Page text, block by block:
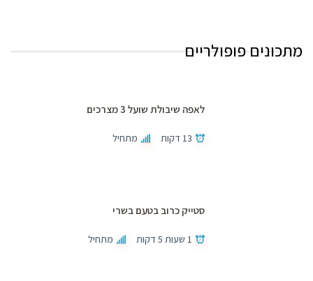
מתכונים פופולריים
לאפה שיבולת שועל 3 מצרכים
13 דקות מתחיל
סטייק כרוב בטעם בשרי
1 שעות 5 דקות מתחיל